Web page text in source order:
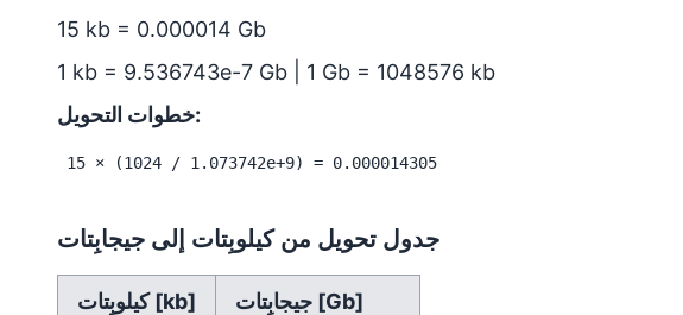
15 kb = 0.000014 Gb
1 kb = 9.536743e-7 Gb | 1 Gb = 1048576 kb
خطوات التحويل:
15 × (1024 / 1.073742e+9) = 0.000014305
جدول تحويل من كيلوبِتات إلى جيجابِتات
كيلوبِتات [kb] جيجابِتات [Gb]